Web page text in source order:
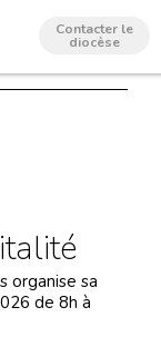
Contacter le
diocèse
organise sa
de 8h à